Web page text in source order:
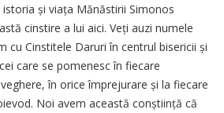
și viața Mănăstirii Simonos
cinstire a lui aici. Veți auzi numele
cu Cinstitele Daruri în centrul bisericii și
care se pomenesc în fiecare
în orice împrejurare și la fiecare
Noi avem această conștiință că